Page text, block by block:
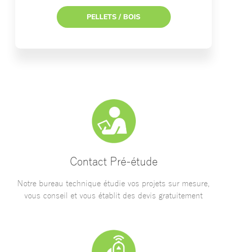
PELLETS / BOIS
Contact Pré-étude
Notre bureau technique étudie vos projets sur mesure,
vous conseil et vous établit des devis gratuitement